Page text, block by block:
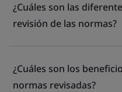
¿Cuáles son las
revisión de las normas?
¿Cuáles son los
normas revisadas?